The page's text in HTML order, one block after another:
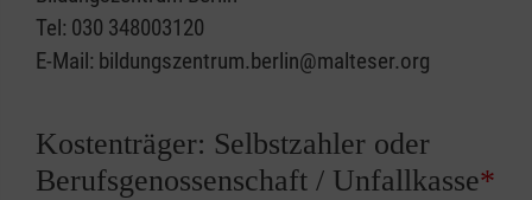
Tel: 030 348003120
E-Mail: bildungszentrum.berlin@malteser.org
Kostenträger: Selbstzahler oder
Berufsgenossenschaft / Unfallkasse*